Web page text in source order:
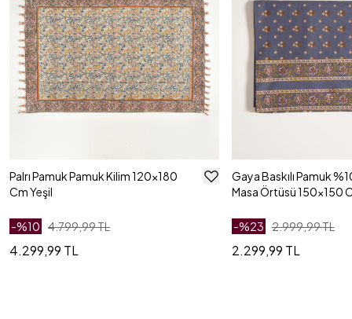
Palrı Pamuk Pamuk Kilim 120x180
Cm Yeşil
-%10 4.799,99 TL
4.299,99 TL
Gaya Baskılı Pamuk
Masa Örtüsü 150x150
-%23 2.999,99 TL
2.299,99 TL